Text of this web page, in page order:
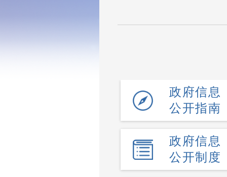
政府信息
公开指南
政府信息
公开制度